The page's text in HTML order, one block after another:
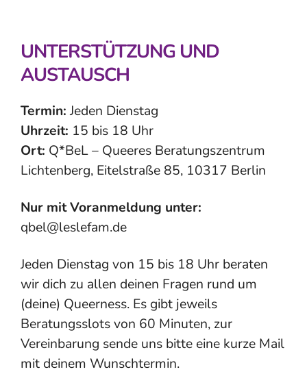
UNTERSTÜTZUNG UND
AUSTAUSCH
Termin:Jeden Dienstag
Uhrzeit: 15 bis 18 Uhr
Ort: Q*BeL – Queeres Beratungszentrum
Lichtenberg, Eitelstraße 85, 10317 Berlin
Nur mit Voranmeldung unter:
qbel@leslefam.de
Jeden Dienstag von 15 bis 18 Uhr beraten
wir dich zu allen deinen Fragen rund um
(deine) Queerness. Es gibt jeweils
Beratungsslots von 60 Minuten, zur
Vereinbarung sende uns bitte eine kurze Mail
mit deinem Wunschtermin.